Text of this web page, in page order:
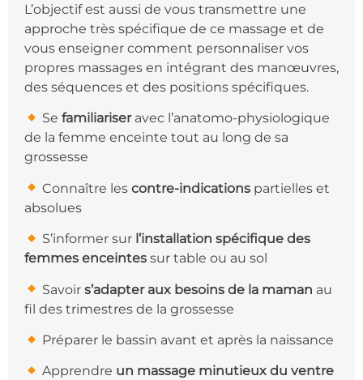
L’objectif est aussi de vous transmettre une
approche très spécifique de ce massage et de
vous enseigner comment personnaliser vos
propres massages en intégrant des manœuvres,
des séquences et des positions spécifiques.
​ Sefamiliariseravec l’anatomo-physiologique
de la femme enceinte tout au long de sa
grossesse
Connaître lescontre-indications partielles et
absolues
​ S’informer sur l’installation spécifique des
femmes enceintes sur table ou au sol
​ Savoirs’adapter aux besoins de la maman au
fil des trimestres de la grossesse
​ Préparer le bassin avant et après la naissance
​ Apprendre un massage minutieux du ventre